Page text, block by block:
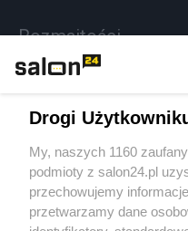
Rozmaitości
Sport
Społeczeństwo
Drogi
My, naszych 1160
podmioty z salon24.pl
przechowujemy
przetwarzamy dane